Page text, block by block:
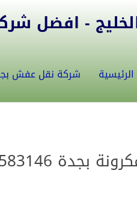
- افضل شركة
الرئيسية شركة نقل عفش
افضل شركات نقل العفش